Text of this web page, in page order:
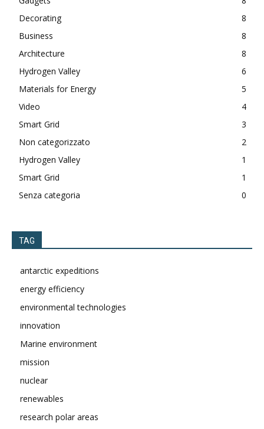
Decorating
8
Business
8
Architecture
8
Hydrogen Valley
6
Materials for Energy
5
Video
4
Smart Grid
3
Non categorizzato
2
Hydrogen Valley
1
Smart Grid
1
Senza categoria
0
TAG
antarctic expeditions
energy efficiency
environmental technologies
innovation
Marine environment
mission
nuclear
renewables
research polar areas